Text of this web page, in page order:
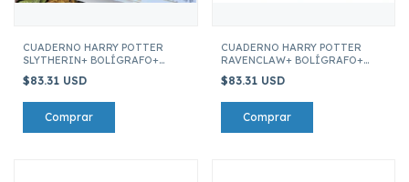
CUADERNO HARRY POTTER
SLYTHERIN+ BOLÍGRAFO+
ESCUDO PIN
$83.31 USD
CUADERNO HARRY POTTER
RAVENCLAW+ BOLÍGRAFO+
ESCUDO PIN
$83.31 USD